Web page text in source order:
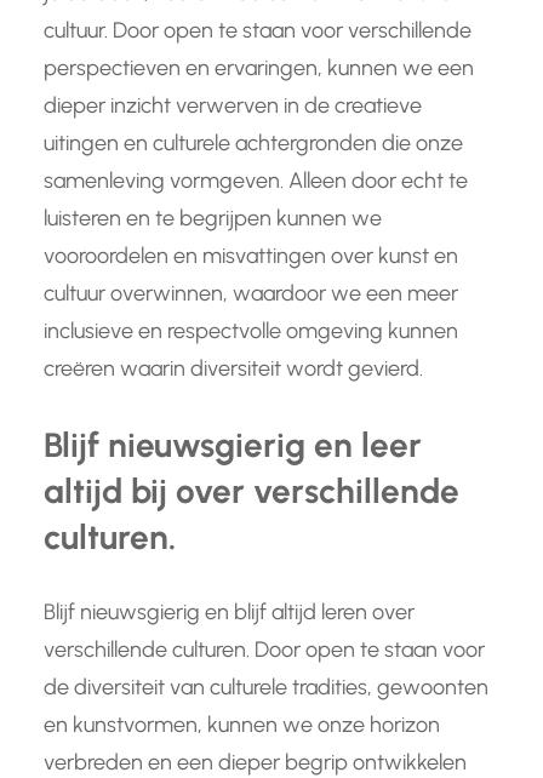
cultuur. Door open te staan voor verschillende
perspectieven en ervaringen, kunnen we een
dieper inzicht verwerven in de creatieve
uitingen en culturele achtergronden die onze
samenleving vormgeven. Alleen door echt te
luisteren en te begrijpen kunnen we
vooroordelen en misvattingen over kunst en
cultuur overwinnen, waardoor we een meer
inclusieve en respectvolle omgeving kunnen
creëren waarin diversiteit wordt gevierd.
Blijf nieuwsgierig en leer
altijd bij over verschillende
culturen.
Blijf nieuwsgierig en blijf altijd leren over
verschillende culturen. Door open te staan voor
de diversiteit van culturele tradities, gewoonten
en kunstvormen, kunnen we onze horizon
verbreden en een dieper begrip ontwikkelen